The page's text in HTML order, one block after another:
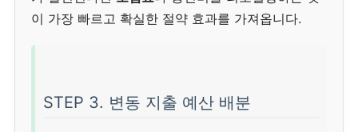
이 가장 빠르고 확실한 절약 효과를 가져옵니다.
STEP 3. 변동 지출 예산 배분